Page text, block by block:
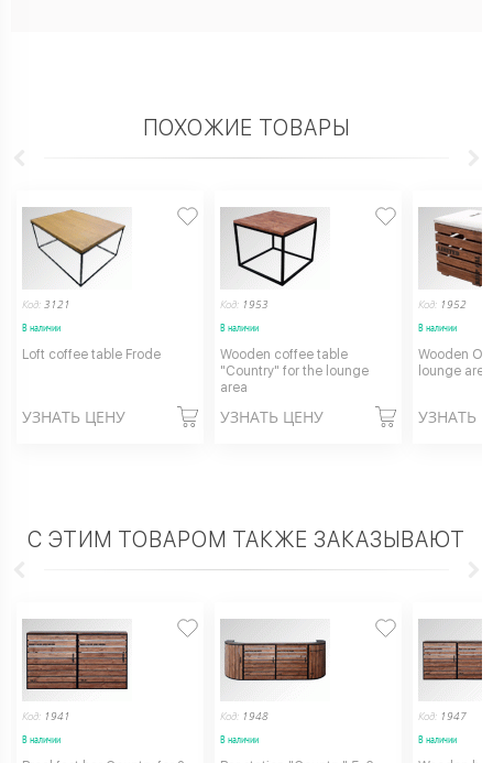
ПОХОЖИЕ ТОВАРЫ
Код: 3121
В наличии
Loft coffee table Frode
УЗНАТЬ ЦЕНУ
Код: 1953
В наличии
Wooden coffee table
"Country" for the lounge
area
УЗНАТЬ ЦЕНУ
Код: 1952
В наличии
Wooden
lounge
УЗНАТЬ
С ЭТИМ ТОВАРОМ ТАКЖЕ ЗАКАЗЫВАЮТ
Код: 1941
В наличии
Код: 1948
В наличии
Код: 1947
В наличии